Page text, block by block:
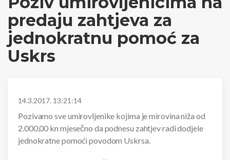
predaju zahtjeva za
jednokratnu pomoć za
Uskrs
14.3.2017. 13:21:14
Pozivamo sve umirovljenike kojima je mirovina niža od
2.000,00 kn mjesečno da podnesu zahtjev radi dodjele
jednokratne pomoći povodom Uskrsa.